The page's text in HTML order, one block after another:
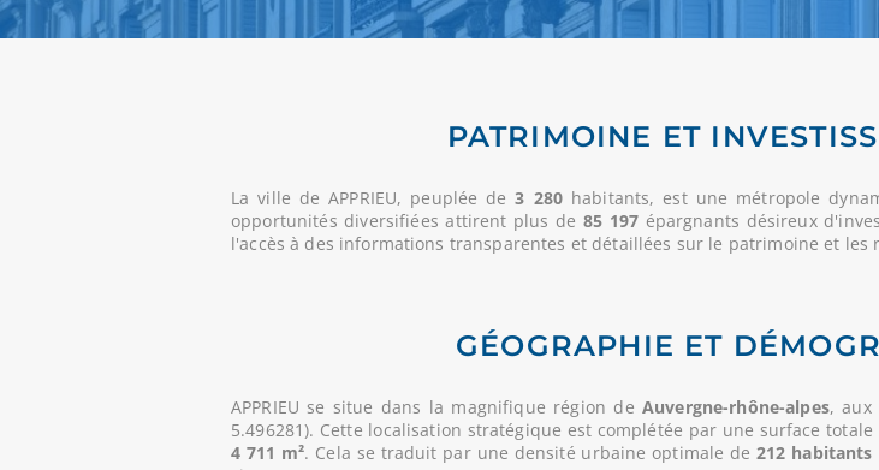
PATRIMOINE ET
La ville de APPRIEU, peuplée de3 280habitants, est une métropole
opportunités diversifiées attirent plus de 85 197 épargnants désireux
l'accès à des informations transparentes et détaillées sur le patrimoine et les
GÉOGRAPHIE ET
APPRIEU se situe dans la magnifique région de Auvergne-rhône-alpes, aux
5.496281). Cette localisation stratégique est complétée par une surface totale
4 711 m². Cela se traduit par une densité urbaine optimale de212 habitants